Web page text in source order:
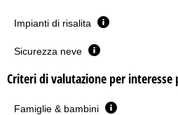
Impianti di risalita
Sicurezza neve
Criteri di valutazione per interesse
Famiglie & bambini